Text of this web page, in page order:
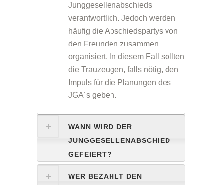
Junggesellenabschieds
verantwortlich. Jedoch werden
häufig die Abschiedspartys von
den Freunden zusammen
organisiert. In diesem Fall sollten
die Trauzeugen, falls nötig, den
Impuls für die Planungen des
JGA´s geben.
WANN WIRD DER
JUNGGESELLENABSCHIED
GEFEIERT?
WER BEZAHLT DEN